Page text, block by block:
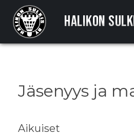
content
Halikon
Jäsenyys ja
Aikuiset